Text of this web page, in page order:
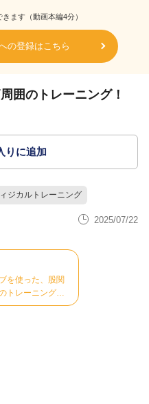
ます（動画本編4分）
の登録はこちら
囲のトレーニング！
りに追加
ジカルトレーニング
2025/07/22
を使った、股関
トレーニング！